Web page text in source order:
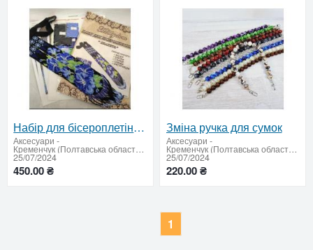
Набір для бісероплетіння "Гердан"
Аксесуари -
Кременчук (Полтавська область: продати купити)
25/07/2024
450.00 ₴
Зміна ручка для сумок
Аксесуари -
Кременчук (Полтавська область: продати купити)
25/07/2024
220.00 ₴
1